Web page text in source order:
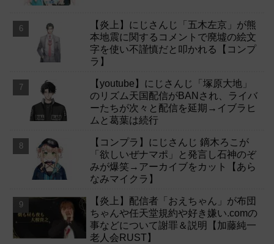
【炎上】にじさんじ「五木左京」が熊
本地震に関するコメントで廃墟の絵文
字を使い不謹慎だと叩かれる【コンプ
ラ】
【youtube】にじさんじ「塚原大地」
のリズム天国配信がBANされ、ライバ
ーたちが次々と配信を延期→イブラヒ
ムと葛葉は続行
【コンプラ】にじさんじ 鏑木ろこが
「欲しいぜナマポ」と発言し石神のぞ
みが爆笑→アーカイブをカット【あら
なみマイクラ】
【炎上】配信者「おえちゃん」が布団
ちゃんや任天堂規約や好き嫌い.comの
事などについて謝罪＆説明【加藤純一
老人会RUST】